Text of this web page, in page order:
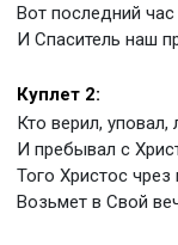
Вот последний час
И Спаситель наш
Куплет 2:
Кто верил, уповал,
И пребывал с
Того Христос чрез
Возьмет в Свой